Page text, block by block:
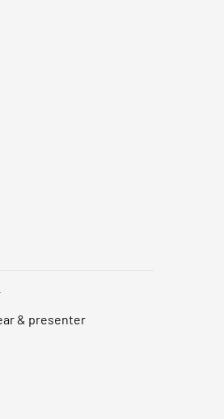
& presenter